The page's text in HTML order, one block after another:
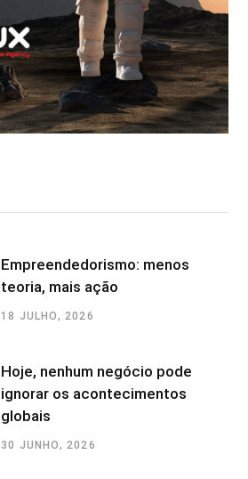
Empreendedorismo: menos
teoria, mais ação
18 JULHO, 2026
Hoje, nenhum negócio pode
ignorar os acontecimentos
globais
30 JUNHO, 2026